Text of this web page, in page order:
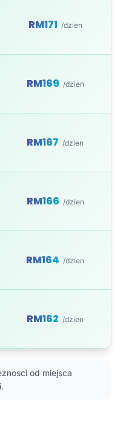
RM171 /dzien
RM169 /dzien
RM167 /dzien
RM166 /dzien
RM164 /dzien
RM162 /dzien
od miejsca